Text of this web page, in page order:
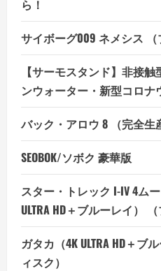
ら！
サイボーグ009 ネメシス （
【サーモスタンド】非接
ンウォーター・新型コロナ
バック・アロウ 8 （完全生
SEOBOK/ソボク 豪華版
スター・トレック I-IV 4ム
ULTRA HD＋ブルーレイ）
ガタカ（4K ULTRA HD＋ブ
ィスク）